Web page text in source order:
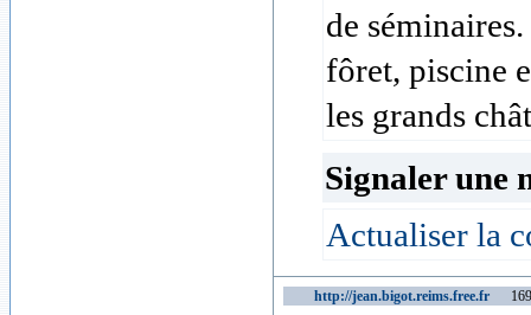
de
fôret, piscine
les grands
Signaler une
Actualiser la
http://jean.bigot.reims.free.fr